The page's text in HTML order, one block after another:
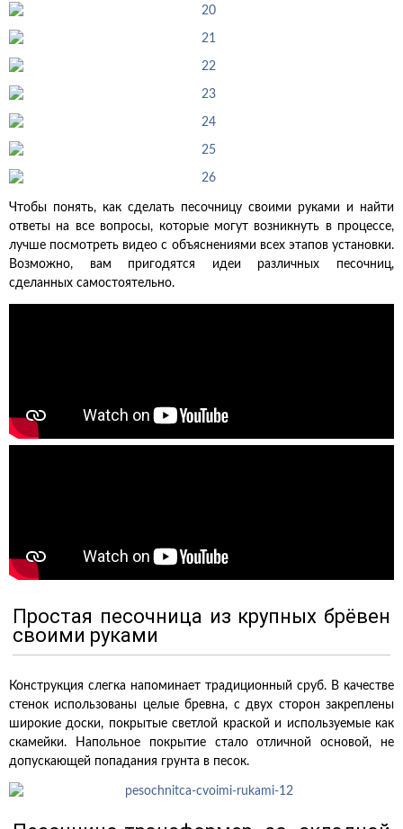
Чтобы понять, как сделать песочницу своими руками и найти
ответы на все вопросы, которые могут возникнуть в процессе,
лучше посмотреть видео с объяснениями всех этапов установки.
Возможно, вам пригодятся идеи различных песочниц,
сделанных самостоятельно.
Простая песочница из крупных брёвен
своими руками
Конструкция слегка напоминает традиционный сруб. В качестве
стенок использованы целые бревна, с двух сторон закреплены
широкие доски, покрытые светлой краской и используемые как
скамейки. Напольное покрытие стало отличной основой, не
допускающей попадания грунта в песок.